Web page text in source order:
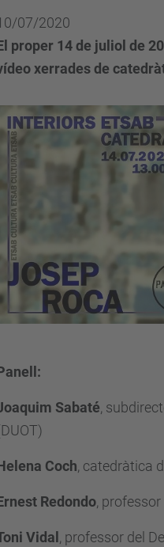
07/2020
proper 14 de juliol de
xerrades de
Sabaté,
Coch, catedràtica
Redondo,
Vidal , professor del